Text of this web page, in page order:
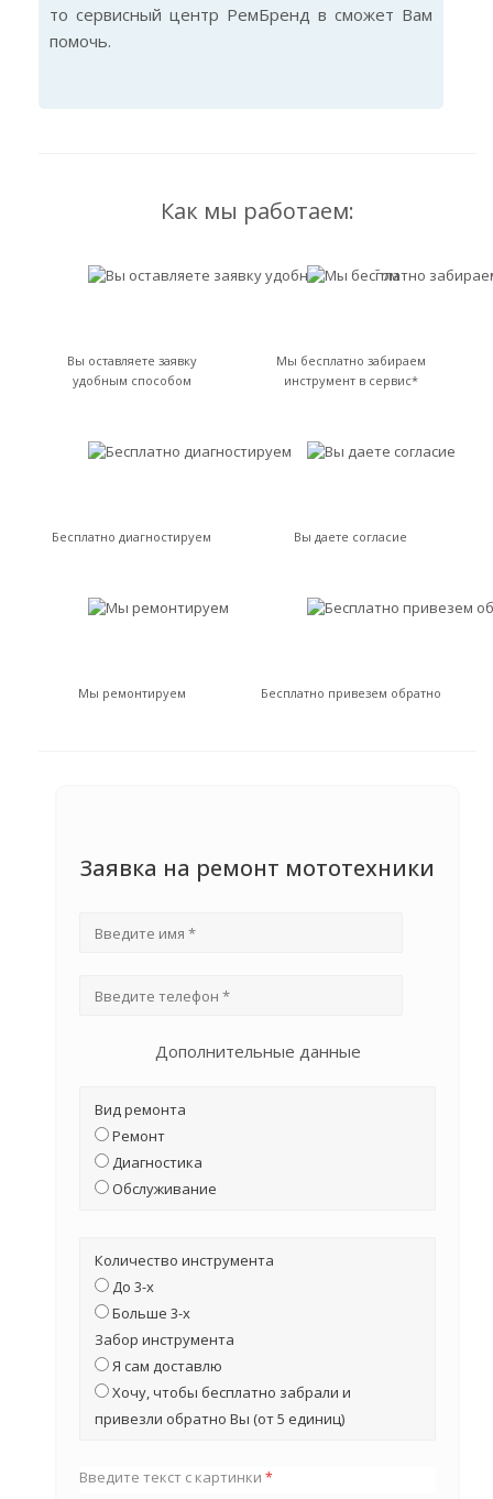
то сервисный центр РемБренд в сможет Вам
помочь.
Как мы работаем:
Вы оставляете заявку
удобным способом
Мы бесплатно забираем
инструмент в сервис*
Бесплатно диагностируем Вы даете согласие
Мы ремонтируем Бесплатно привезем обратно
Заявка на ремонт мототехники
Дополнительные данные
Вид ремонта
Ремонт
Диагностика
Обслуживание
Количество инструмента
До 3-х
Больше 3-х
Забор инструмента
Я сам доставлю
Хочу, чтобы бесплатно забрали и
привезли обратно Вы (от 5 единиц)
Введите текст с картинки *